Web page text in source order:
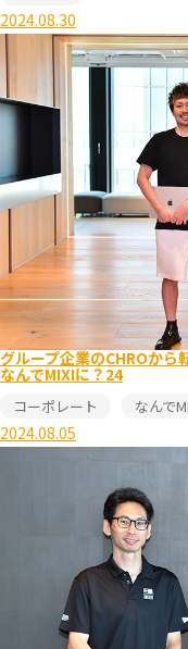
2024.08.30
グループ企業のCHROから
なんでMIXIに？24
コーポレート なんで
2024.08.05